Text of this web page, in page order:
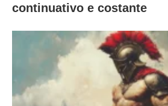
continuativo e costante